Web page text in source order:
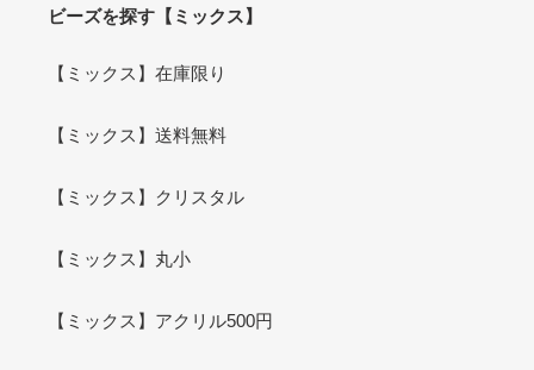
ビーズを探す【ミックス】
【ミックス】在庫限り
【ミックス】送料無料
【ミックス】クリスタル
【ミックス】丸小
【ミックス】アクリル500円